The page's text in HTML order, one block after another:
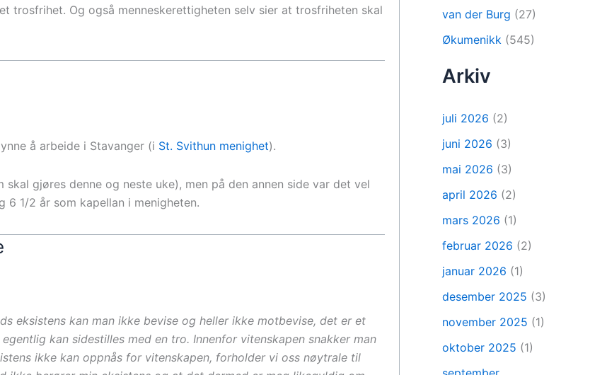
trosfrihet. Og også menneskerettigheten selv sier at trosfriheten skal
å arbeide i Stavanger (i St. Svithun menighet).
gjøres denne og neste uke), men på den annen side var det vel
6 1/2 år som kapellan i menigheten.
eksistens kan man ikke bevise og heller ikke motbevise, det er et
kan sidestilles med en tro. Innenfor vitenskapen snakker man
ikke kan oppnås for vitenskapen, forholder vi oss nøytrale til
van der Burg (27)
Økumenikk (545)
Arkiv
juli 2026 (2)
juni 2026 (3)
mai 2026 (3)
april 2026 (2)
mars 2026 (1)
februar 2026 (2)
januar 2026 (1)
desember 2025 (3)
november 2025 (1)
oktober 2025 (1)